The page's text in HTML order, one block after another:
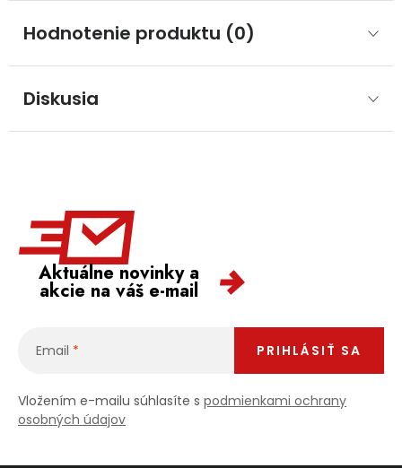
Hodnotenie produktu (0)
Diskusia
Aktuálne novinky a
akcie na váš e-mail
Email
Vložením e-mailu súhlasíte s podmienkami ochrany
osobných údajov
PRIHLÁSIŤ SA